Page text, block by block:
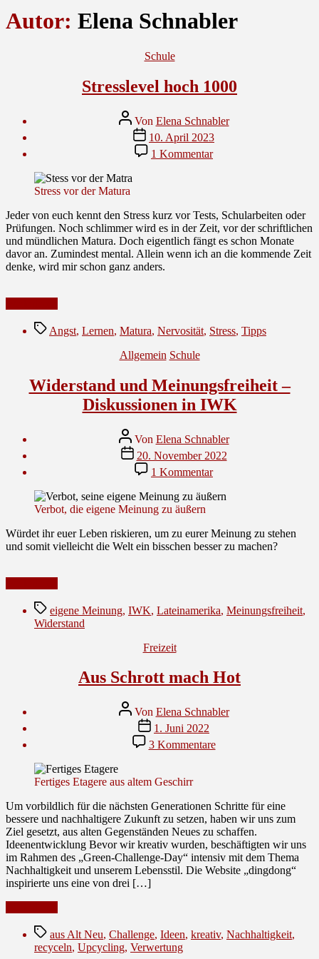
Autor: Elena Schnabler
Kategorien
Schule
Stresslevel hoch 1000
Beitragsautor
Von Elena Schnabler
Veröffentlichungsdatum
10. April 2023
1 Kommentarzu
Stresslevel
Stress vor der Matura
Jeder von euch kennt den Stress kurz vor Tests, Schularbeiten oder
Prüfungen. Noch schlimmer wird es in der Zeit, vor der schriftlichen
und mündlichen Matura. Doch eigentlich fängt es schon Monate
davor an. Zumindest mental. Allein wenn ich an die kommende Zeit
denke, wird mir schon ganz anders.
Schlagwörter
Angst, Lernen, Matura, Nervosität, Stress, Tipps
Kategorien
Allgemein Schule
Widerstand und Meinungsfreiheit –
Diskussionen in IWK
Beitragsautor
Von Elena Schnabler
Veröffentlichungsdatum
20. November 2022
1 Kommentarzu
Widerstand
und
Diskussionen
in
Verbot, die eigene Meinung zu äußern
Würdet ihr euer Leben riskieren, um zu eurer Meinung zu stehen
und somit vielleicht die Welt ein bisschen besser zu machen?
Schlagwörter
eigene Meinung, IWK, Lateinamerika, Meinungsfreiheit,
Widerstand
Kategorien
Freizeit
Aus Schrott mach Hot
Beitragsautor
Von Elena Schnabler
Veröffentlichungsdatum
1. Juni 2022
3 Kommentarezu
Aus
Fertiges Etagere aus altem Geschirr
Um vorbildlich für die nächsten Generationen Schritte für eine
bessere und nachhaltigere Zukunft zu setzen, haben wir uns zum
Ziel gesetzt, aus alten Gegenständen Neues zu schaffen.
Ideenentwicklung Bevor wir kreativ wurden, beschäftigten wir uns
im Rahmen des „Green-Challenge-Day“ intensiv mit dem Thema
Nachhaltigkeit und unserem Lebensstil. Die Website „dingdong“
inspirierte uns eine von drei […]
mach
Hot”
Schlagwörter
aus Alt Neu, Challenge, Ideen, kreativ, Nachhaltigkeit,
recyceln, Upcycling, Verwertung